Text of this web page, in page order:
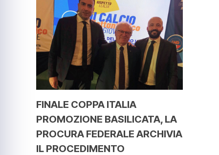
FINALE COPPA ITALIA
PROMOZIONE BASILICATA, LA
PROCURA FEDERALE ARCHIVIA
IL PROCEDIMENTO